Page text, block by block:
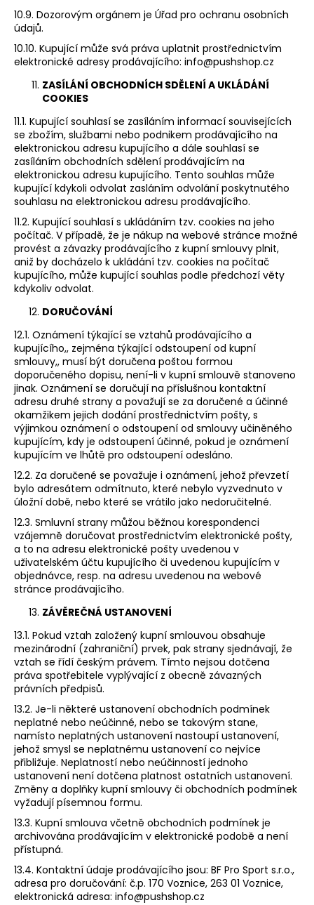
10.9. Dozorovým orgánem je Úřad pro ochranu osobních
údajů.
10.10. Kupující může svá práva uplatnit prostřednictvím
elektronické adresy prodávajícího: info@pushshop.cz
ZASÍLÁNÍ OBCHODNÍCH SDĚLENÍ A UKLÁDÁNÍ
COOKIES
11.1. Kupující souhlasí se zasíláním informací souvisejících
se zbožím, službami nebo podnikem prodávajícího na
elektronickou adresu kupujícího a dále souhlasí se
zasíláním obchodních sdělení prodávajícím na
elektronickou adresu kupujícího. Tento souhlas může
kupující kdykoli odvolat zasláním odvolání poskytnutého
souhlasu na elektronickou adresu prodávajícího.
11.2. Kupující souhlasí s ukládáním tzv. cookies na jeho
počítač. V případě, že je nákup na webové stránce možné
provést a závazky prodávajícího z kupní smlouvy plnit,
aniž by docházelo k ukládání tzv. cookies na počítač
kupujícího, může kupující souhlas podle předchozí věty
kdykoliv odvolat.
DORUČOVÁNÍ
12.1. Oznámení týkající se vztahů prodávajícího a
kupujícího,, zejména týkající odstoupení od kupní
smlouvy,, musí být doručena poštou formou
doporučeného dopisu, není-li v kupní smlouvě stanoveno
jinak. Oznámení se doručují na příslušnou kontaktní
adresu druhé strany a považují se za doručené a účinné
okamžikem jejich dodání prostřednictvím pošty, s
výjimkou oznámení o odstoupení od smlouvy učiněného
kupujícím, kdy je odstoupení účinné, pokud je oznámení
kupujícím ve lhůtě pro odstoupení odesláno.
12.2. Za doručené se považuje i oznámení, jehož převzetí
bylo adresátem odmítnuto, které nebylo vyzvednuto v
úložní době, nebo které se vrátilo jako nedoručitelné.
12.3. Smluvní strany můžou běžnou korespondenci
vzájemně doručovat prostřednictvím elektronické pošty,
a to na adresu elektronické pošty uvedenou v
uživatelském účtu kupujícího či uvedenou kupujícím v
objednávce, resp. na adresu uvedenou na webové
stránce prodávajícího.
ZÁVĚREČNÁ USTANOVENÍ
13.1. Pokud vztah založený kupní smlouvou obsahuje
mezinárodní (zahraniční) prvek, pak strany sjednávají, že
vztah se řídí českým právem. Tímto nejsou dotčena
práva spotřebitele vyplývající z obecně závazných
právních předpisů.
13.2. Je-li některé ustanovení obchodních podmínek
neplatné nebo neúčinné, nebo se takovým stane,
namísto neplatných ustanovení nastoupí ustanovení,
jehož smysl se neplatnému ustanovení co nejvíce
přibližuje. Neplatností nebo neúčinností jednoho
ustanovení není dotčena platnost ostatních ustanovení.
Změny a doplňky kupní smlouvy či obchodních podmínek
vyžadují písemnou formu.
13.3. Kupní smlouva včetně obchodních podmínek je
archivována prodávajícím v elektronické podobě a není
přístupná.
13.4. Kontaktní údaje prodávajícího jsou: BF Pro Sport s.r.o.,
adresa pro doručování: č.p. 170 Voznice, 263 01 Voznice,
elektronická adresa: info@pushshop.cz